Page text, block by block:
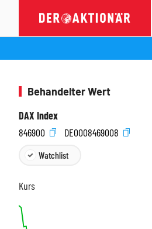
Behandelter Wert
DAX Index
846900
DE0008469008
Watchlist
Kurs